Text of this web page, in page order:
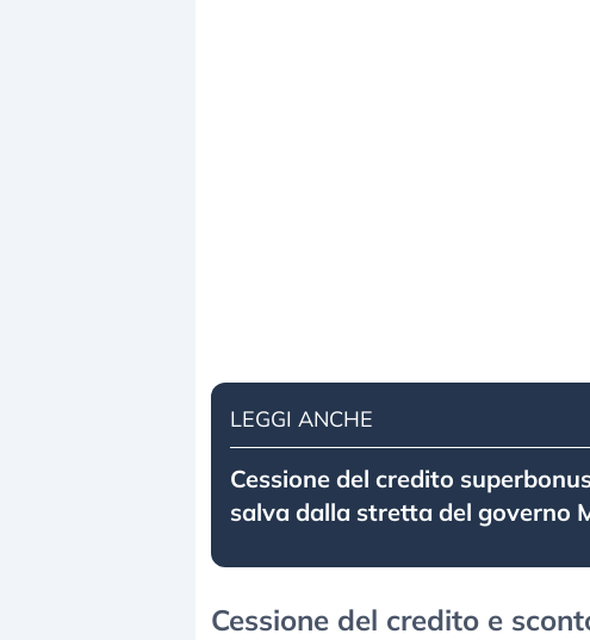
LEGGI ANCHE
Cessione del credito
salva dalla stretta del governo
Cessione del credito e